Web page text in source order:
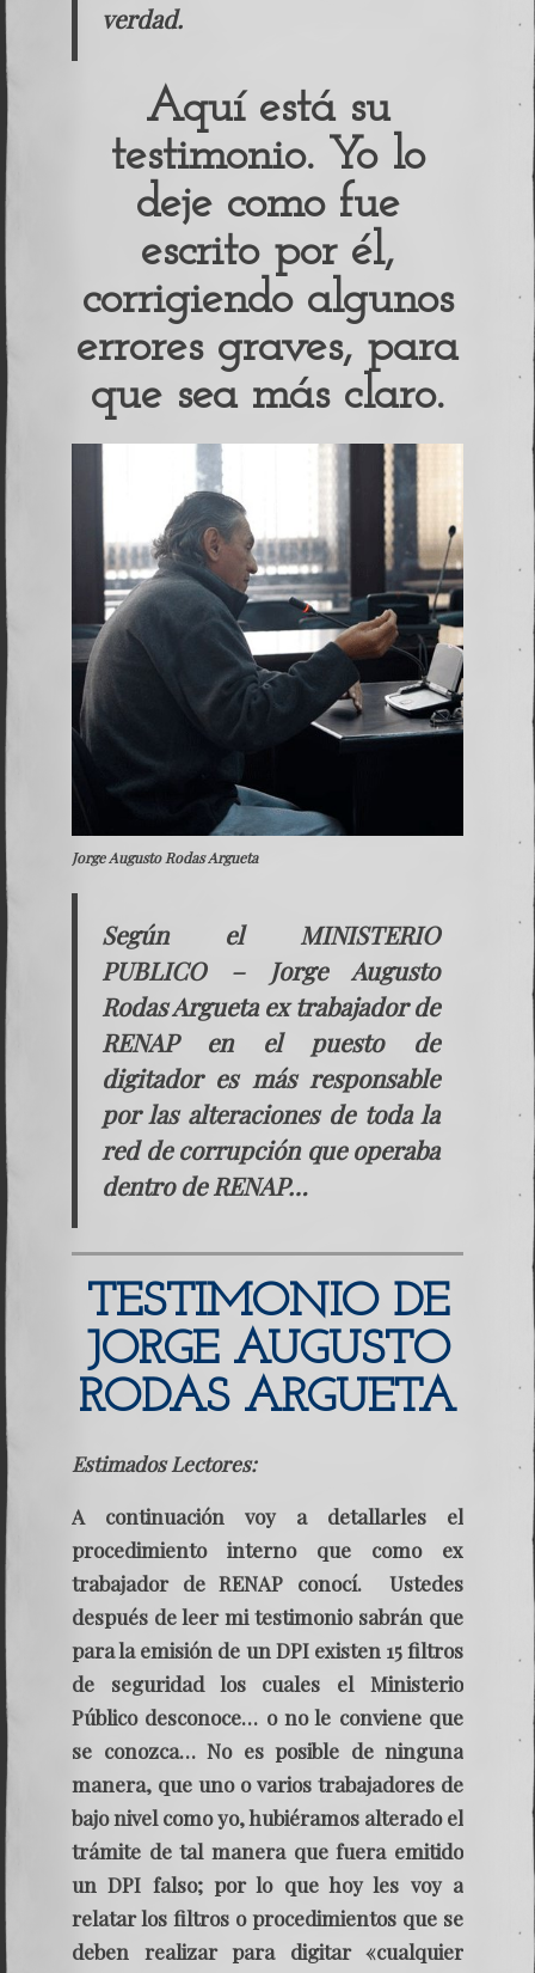
verdad.
Aquí está su
testimonio. Yo lo
deje como fue
escrito por él,
corrigiendo algunos
errores graves, para
que sea más claro.
Jorge Augusto Rodas Argueta
Según el MINISTERIO
PUBLICO – Jorge Augusto
Rodas Argueta ex trabajador de
RENAP en el puesto de
digitador es más responsable
por las alteraciones de toda la
red de corrupción que operaba
dentro de RENAP…
TESTIMONIO DE
JORGE AUGUSTO
RODAS ARGUETA
Estimados Lectores:
A continuación voy a detallarles el
procedimiento interno que como ex
trabajador de RENAP conocí. Ustedes
después de leer mi testimonio sabrán que
para la emisión de un DPI existen 15 filtros
de seguridad los cuales el Ministerio
Público desconoce… o no le conviene que
se conozca… No es posible de ninguna
manera, que uno o varios trabajadores de
bajo nivel como yo, hubiéramos alterado el
trámite de tal manera que fuera emitido
un DPI falso; por lo que hoy les voy a
relatar los filtros o procedimientos que se
deben realizar para digitar «cualquier